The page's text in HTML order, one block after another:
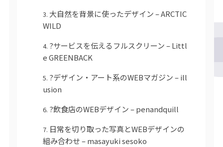
大自然を背景に使ったデザイン – ARCTIC
WILD
?サービスを伝えるフルスクリーン – Littl
e GREENBACK
?デザイン・アート系のWEBマガジン – ill
usion
?飲食店のWEBデザイン – penandquill
日常を切り取った写真とWEBデザインの
組み合わせ – masayuki sesoko